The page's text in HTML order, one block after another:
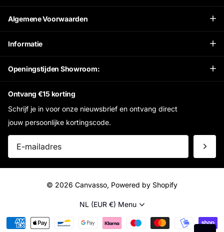
Algemene Voorwaarden
Informatie
Openingstijden Showroom:
Ontvang €15 korting
Schrijf je in voor onze nieuwsbrief en ontvang direct
jouw persoonlijke kortingscode.
© 2026 Canvasso, Powered by Shopify
NL (EUR €) Menu